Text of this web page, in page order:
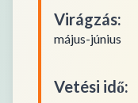
Virágzás:
május-június
Vetési idő: